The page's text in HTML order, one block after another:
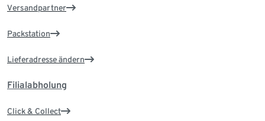
Versandpartner
Packstation
Lieferadresse ändern
Filialabholung
Click & Collect